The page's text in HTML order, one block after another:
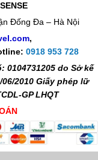
Đống Đa – Hà Nội
,
0918 953 728
do Sở kế
2010 Giấy phép lữ
GP LHQT